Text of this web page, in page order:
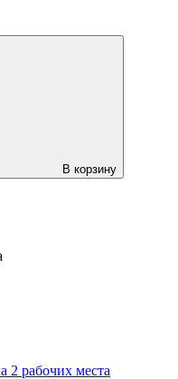
В корзину
2 рабочих места